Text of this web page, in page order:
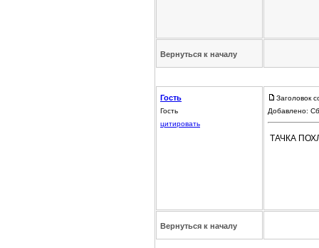
Вернуться к началу
Гость
Гость
цитировать
Заголовок
Добавлено:
ТАЧКА
Вернуться к началу